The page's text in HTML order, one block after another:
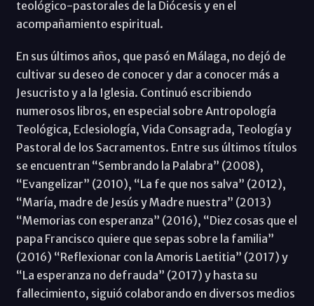
teológico-pastorales de la Diócesis y en el
acompañamiento espiritual.
En sus últimos años, que pasó en Málaga, no dejó de
cultivar su deseo de conocer y dar a conocer más a
Jesucristo y a la Iglesia. Continuó escribiendo
numerosos libros, en especial sobre Antropología
Teológica, Eclesiología, Vida Consagrada, Teología y
Pastoral de los Sacramentos. Entre sus últimos títulos
se encuentran “Sembrando la Palabra” (2008),
“Evangelizar” (2010), “La fe que nos salva” (2012),
“María, madre de Jesús y Madre nuestra” (2013)
“Memorias con esperanza” (2016), “Diez cosas que el
papa Francisco quiere que sepas sobre la familia”
(2016) “Reflexionar con la Amoris Laetitia” (2017) y
“La esperanza no defrauda” (2017) y hasta su
fallecimiento, siguió colaborando en diversos medios